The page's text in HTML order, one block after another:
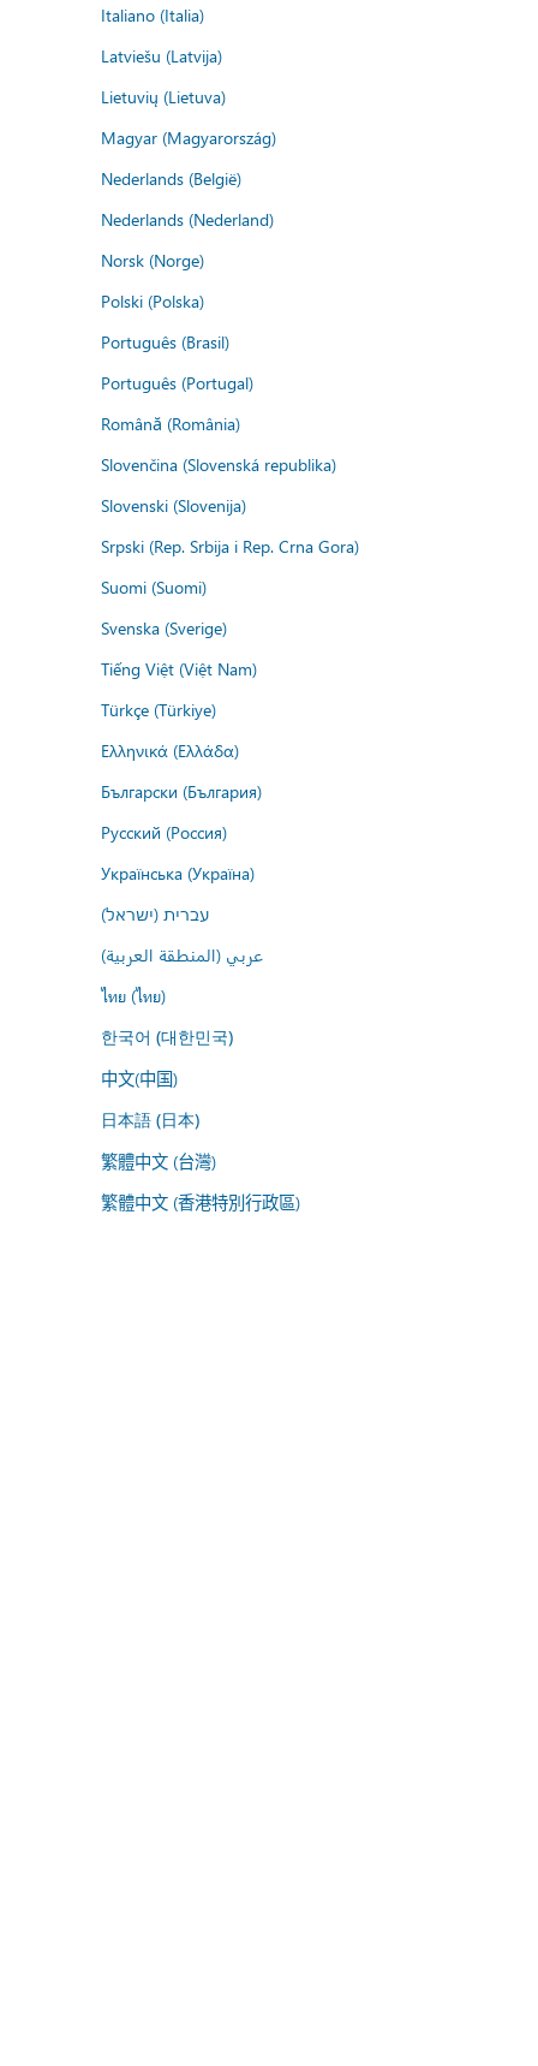
Italiano (Italia)
Latviešu (Latvija)
Lietuvių (Lietuva)
Magyar (Magyarország)
Nederlands (België)
Nederlands (Nederland)
Norsk (Norge)
Polski (Polska)
Português (Brasil)
Português (Portugal)
Română (România)
Slovenčina (Slovenská republika)
Slovenski (Slovenija)
Srpski (Rep. Srbija i Rep. Crna Gora)
Suomi (Suomi)
Svenska (Sverige)
Tiếng Việt (Việt Nam)
Türkçe (Türkiye)
Ελληνικά (Ελλάδα)
Български (България)
Русский (Россия)
Українська (Україна)
עברית (ישראל)
عربي (المنطقة العربية)
ไทย (ไทย)
한국어 (대한민국)
中文(中国)
日本語 (日本)
繁體中文 (台灣)
繁體中文 (香港特別行政區)